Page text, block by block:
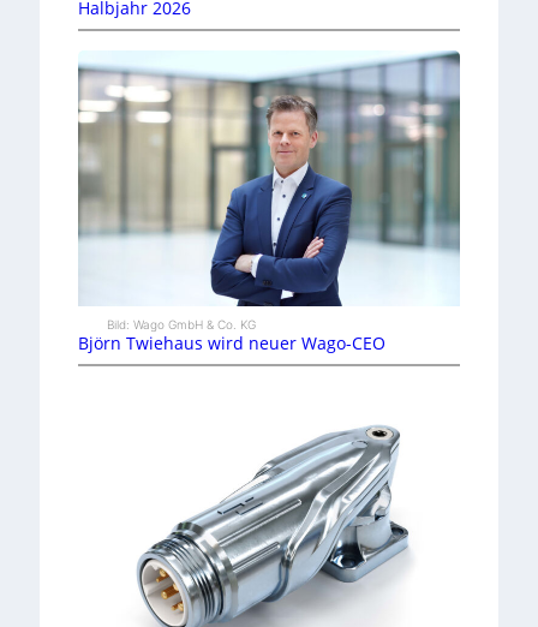
Halbjahr 2026
Bild: Wago GmbH & Co. KG
Björn Twiehaus wird neuer Wago-CEO